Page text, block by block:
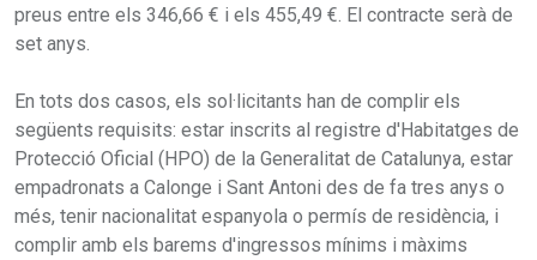
preus entre els 346,66 € i els 455,49 €. El contracte serà de
set anys.
En tots dos casos, els sol·licitants han de complir els
següents requisits: estar inscrits al registre d'Habitatges de
Protecció Oficial (HPO) de la Generalitat de Catalunya, estar
empadronats a Calonge i Sant Antoni des de fa tres anys o
més, tenir nacionalitat espanyola o permís de residència, i
complir amb els barems d'ingressos mínims i màxims